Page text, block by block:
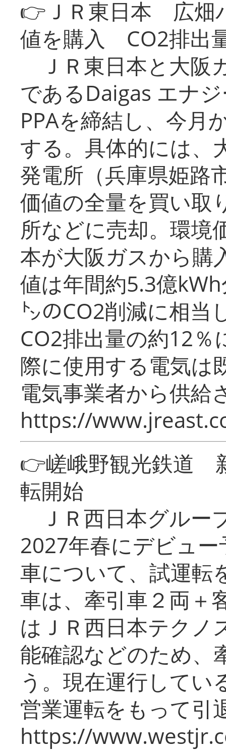
👉ＪＲ東日本 広畑
値を購入 CO2排出
ＪＲ東日本と大阪
であるDaigas エナ
PPAを締結し、今月
する。具体的には、
発電所（兵庫県姫路
価値の全量を買い取
所などに売却。環境
本が大阪ガスから購
値は年間約5.3億
㌧のCO2削減に相当
CO2排出量の約12％
際に使用する電気は
電気事業者から供給
https://
👉嵯峨野観光鉄道
転開始
ＪＲ西日本グルー
2027年春にデビュ
車について、試運転
車は、牽引車２両＋
はＪＲ西日本テクノ
能確認などのため、
う。現在運行してい
営業運転をもって引
https://